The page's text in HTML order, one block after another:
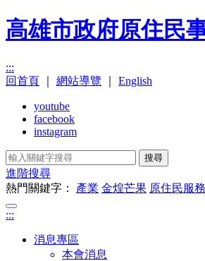
高雄市政府原住民
:::
回首頁
網站導覽 English
youtube
facebook
instagram
搜尋
進階搜尋
熱門關鍵字： 產業 金煌芒果 原住民服
:::
消息專區
本會消息